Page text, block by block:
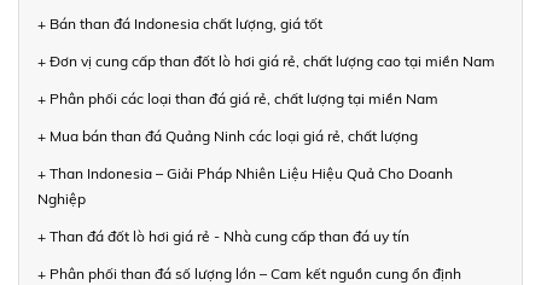
+ Bán than đá Indonesia chất lượng, giá tốt
+ Đơn vị cung cấp than đốt lò hơi giá rẻ, chất lượng cao tại miền Nam
+ Phân phối các loại than đá giá rẻ, chất lượng tại miền Nam
+ Mua bán than đá Quảng Ninh các loại giá rẻ, chất lượng
+ Than Indonesia – Giải Pháp Nhiên Liệu Hiệu Quả Cho Doanh
Nghiệp
+ Than đá đốt lò hơi giá rẻ - Nhà cung cấp than đá uy tín
+ Phân phối than đá số lượng lớn – Cam kết nguồn cung ổn định